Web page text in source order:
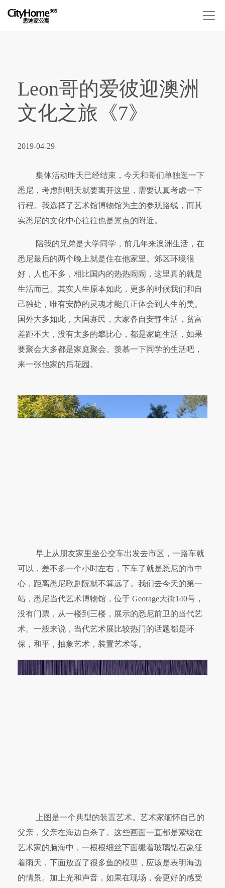
Leon哥的爱彼迎澳洲
文化之旅《7》
2019-04-29
集体活动昨天已经结束，今天和哥们单独逛一下
悉尼，考虑到明天就要离开这里，需要认真考虑一下
行程。我选择了艺术馆博物馆为主的参观路线，而其
实悉尼的文化中心往往也是景点的附近。
陪我的兄弟是大学同学，前几年来澳洲生活，在
悉尼最后的两个晚上就是住在他家里。郊区环境很
好，人也不多，相比国内的热热闹闹，这里真的就是
生活而已。其实人生原本如此，更多的时候我们和自
己独处，唯有安静的灵魂才能真正体会到人生的美。
国外大多如此，大国寡民，大家各自安静生活，贫富
差距不大，没有太多的攀比心，都是家庭生活，如果
要聚会大多都是家庭聚会。羡慕一下同学的生活吧，
来一张他家的后花园。
早上从朋友家里坐公交车出发去市区，一路车就
可以，差不多一个小时左右，下车了就是悉尼的市中
心，距离悉尼歌剧院就不算远了。我们去今天的第一
站，悉尼当代艺术博物馆，位于 Georage大街140号，
没有门票，从一楼到三楼，展示的悉尼前卫的当代艺
术。一般来说，当代艺术展比较热门的话题都是环
保，和平，抽象艺术，装置艺术等。
上图是一个典型的装置艺术。艺术家缅怀自己的
父亲，父亲在海边自杀了。这些画面一直都是萦绕在
艺术家的脑海中，一根根细丝下面缀着玻璃钻石象征
着雨天，下面放置了很多鱼的模型，应该是表明海边
的情景。加上光和声音，如果在现场，会更好的感受